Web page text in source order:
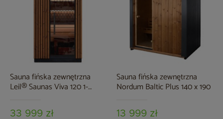
Sauna fińska zewnętrzna
Leil® Saunas Viva 120 1-
33 999 zł
Sauna fińska zewnętrzna
Nordum Baltic Plus 140 x 190
13 999 zł